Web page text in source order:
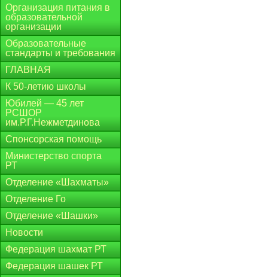
Организация питания в
образовательной
организации
Образовательные
стандарты и требования
ГЛАВНАЯ
К 50-летию школы
Юбилей — 45 лет
РСШОР
им.Р.Г.Нежметдинова
Спонсорская помощь
Министерство спорта
РТ
Отделение «Шахматы»
Отделение Го
Отделение «Шашки»
Новости
Федерация шахмат РТ
Федерация шашек РТ